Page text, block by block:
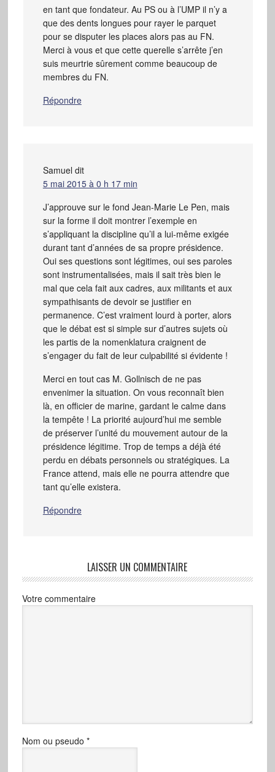
en tant que fondateur. Au PS ou à l’UMP il n’y a
que des dents longues pour rayer le parquet
pour se disputer les places alors pas au FN.
Merci à vous et que cette querelle s’arrête j’en
suis meurtrie sûrement comme beaucoup de
membres du FN.
Répondre
Samuel dit
5 mai 2015 à 0 h 17 min
J’approuve sur le fond Jean-Marie Le Pen, mais
sur la forme il doit montrer l’exemple en
s’appliquant la discipline qu’il a lui-même exigée
durant tant d’années de sa propre présidence.
Oui ses questions sont légitimes, oui ses paroles
sont instrumentalisées, mais il sait très bien le
mal que cela fait aux cadres, aux militants et aux
sympathisants de devoir se justifier en
permanence. C’est vraiment lourd à porter, alors
que le débat est si simple sur d’autres sujets où
les partis de la nomenklatura craignent de
s’engager du fait de leur culpabilité si évidente !
Merci en tout cas M. Gollnisch de ne pas
envenimer la situation. On vous reconnaît bien
là, en officier de marine, gardant le calme dans
la tempête ! La priorité aujourd’hui me semble
de préserver l’unité du mouvement autour de la
présidence légitime. Trop de temps a déjà été
perdu en débats personnels ou stratégiques. La
France attend, mais elle ne pourra attendre que
tant qu’elle existera.
Répondre
LAISSER UN COMMENTAIRE
Votre commentaire
Nom ou pseudo *